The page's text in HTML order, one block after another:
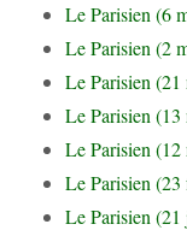
Le Parisien (6
Le Parisien (2
Le Parisien (21
Le Parisien (13
Le Parisien (12
Le Parisien
Le Parisien